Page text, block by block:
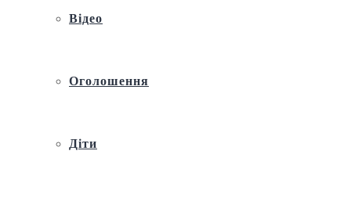
Відео
Оголошення
Діти